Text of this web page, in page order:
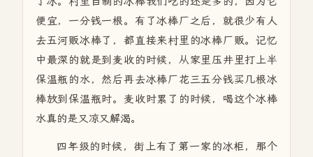
便宜，一分钱一根。有了冰棒厂之后，就很少有人
去五河贩冰棒了，都直接来村里的冰棒厂贩。记忆
中最深的就是到麦收的时候，从家里压井里打上半
保温瓶的水，然后再去冰棒厂花三五分钱买几根冰
棒放到保温瓶时。麦收时累了的时候，喝这个冰棒
水真的是又凉又解渴。
四年级的时候，街上有了第一家的冰柜，那个